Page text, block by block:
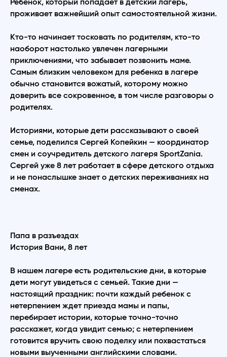
Ребенок, который попадает в детский лагерь,
проживает важнейший опыт самостоятельной жизни.
Кто-то начинает тосковать по родителям, кто-то
наоборот настолько увлечен лагерными
приключениями, что забывает позвонить маме.
Самым близким человеком для ребенка в лагере
обычно становится вожатый, которому можно
доверить все сокровенное, в том числе разговоры о
родителях.
Историями, которые дети рассказывают о своей
семье, поделился Сергей Копейкин — координатор
смен и соучредитель детского лагеря SportZania.
Сергей уже 8 лет работает в сфере детского отдыха
и не понаслышке знает о детских переживаниях на
сменах.
Папа в разъездах
История Вани, 8 лет
В нашем лагере есть родительские дни, в которые
дети могут увидеться с семьей. Такие дни —
настоящий праздник: почти каждый ребенок с
нетерпением ждет приезда мамы и папы,
перебирает истории, которые точно-точно
расскажет, когда увидит семью; с нетерпением
готовится вручить свою поделку или похвастаться
новыми выученными английскими словами.